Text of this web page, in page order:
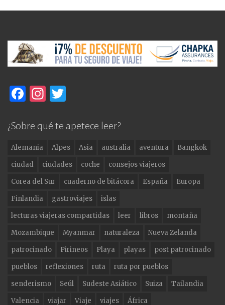
F
c
e
b
o
o
k
In
a
g
ra
m
it
te
r
¿Sobre qué te apetece leer?
Alemania Alpes Asia australia aventura
Bangkok
ciudad
ciudades coche
consejos viajeros
Corea del Sur
cuaderno de bitácora España
Europa
Finlandia
gastroviajes
islas
lecturas viajeras compartidas
leer libros
montaña
Mozambique
Myanmar naturaleza
Nueva Zelanda
patrocinado
Pirineos Playa playas
post patrocinado
pueblos
reflexiones ruta
ruta por pueblos
senderismo
Seúl Sudeste Asiático Suiza
Tailandia
Valencia
viajar Viaje viajes África